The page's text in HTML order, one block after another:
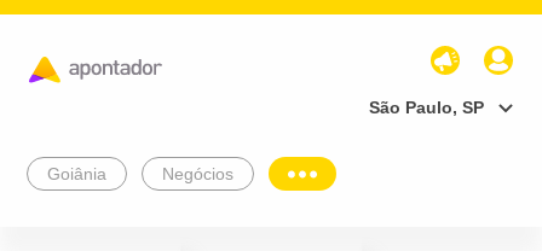
São Paulo, SP
Goiânia Negócios